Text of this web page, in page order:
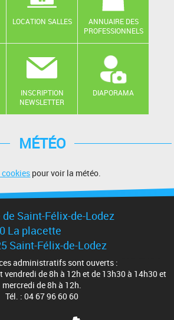
LOCATION SALLES
ANNUAIRE DES
PROFESSIONNELS
INSCRIPTION
NEWSLETTER
DIAPORAMA
MÉTÉO
cookies pour voir la météo.
Saint-Félix-de-Lodez
La placette
Saint-Félix-de-Lodez
administratifs sont ouverts :
vendredi de 8h à 12h et de 13h30 à 14h30 et
mercredi de 8h à 12h.
Tél. : 04 67 96 60 60